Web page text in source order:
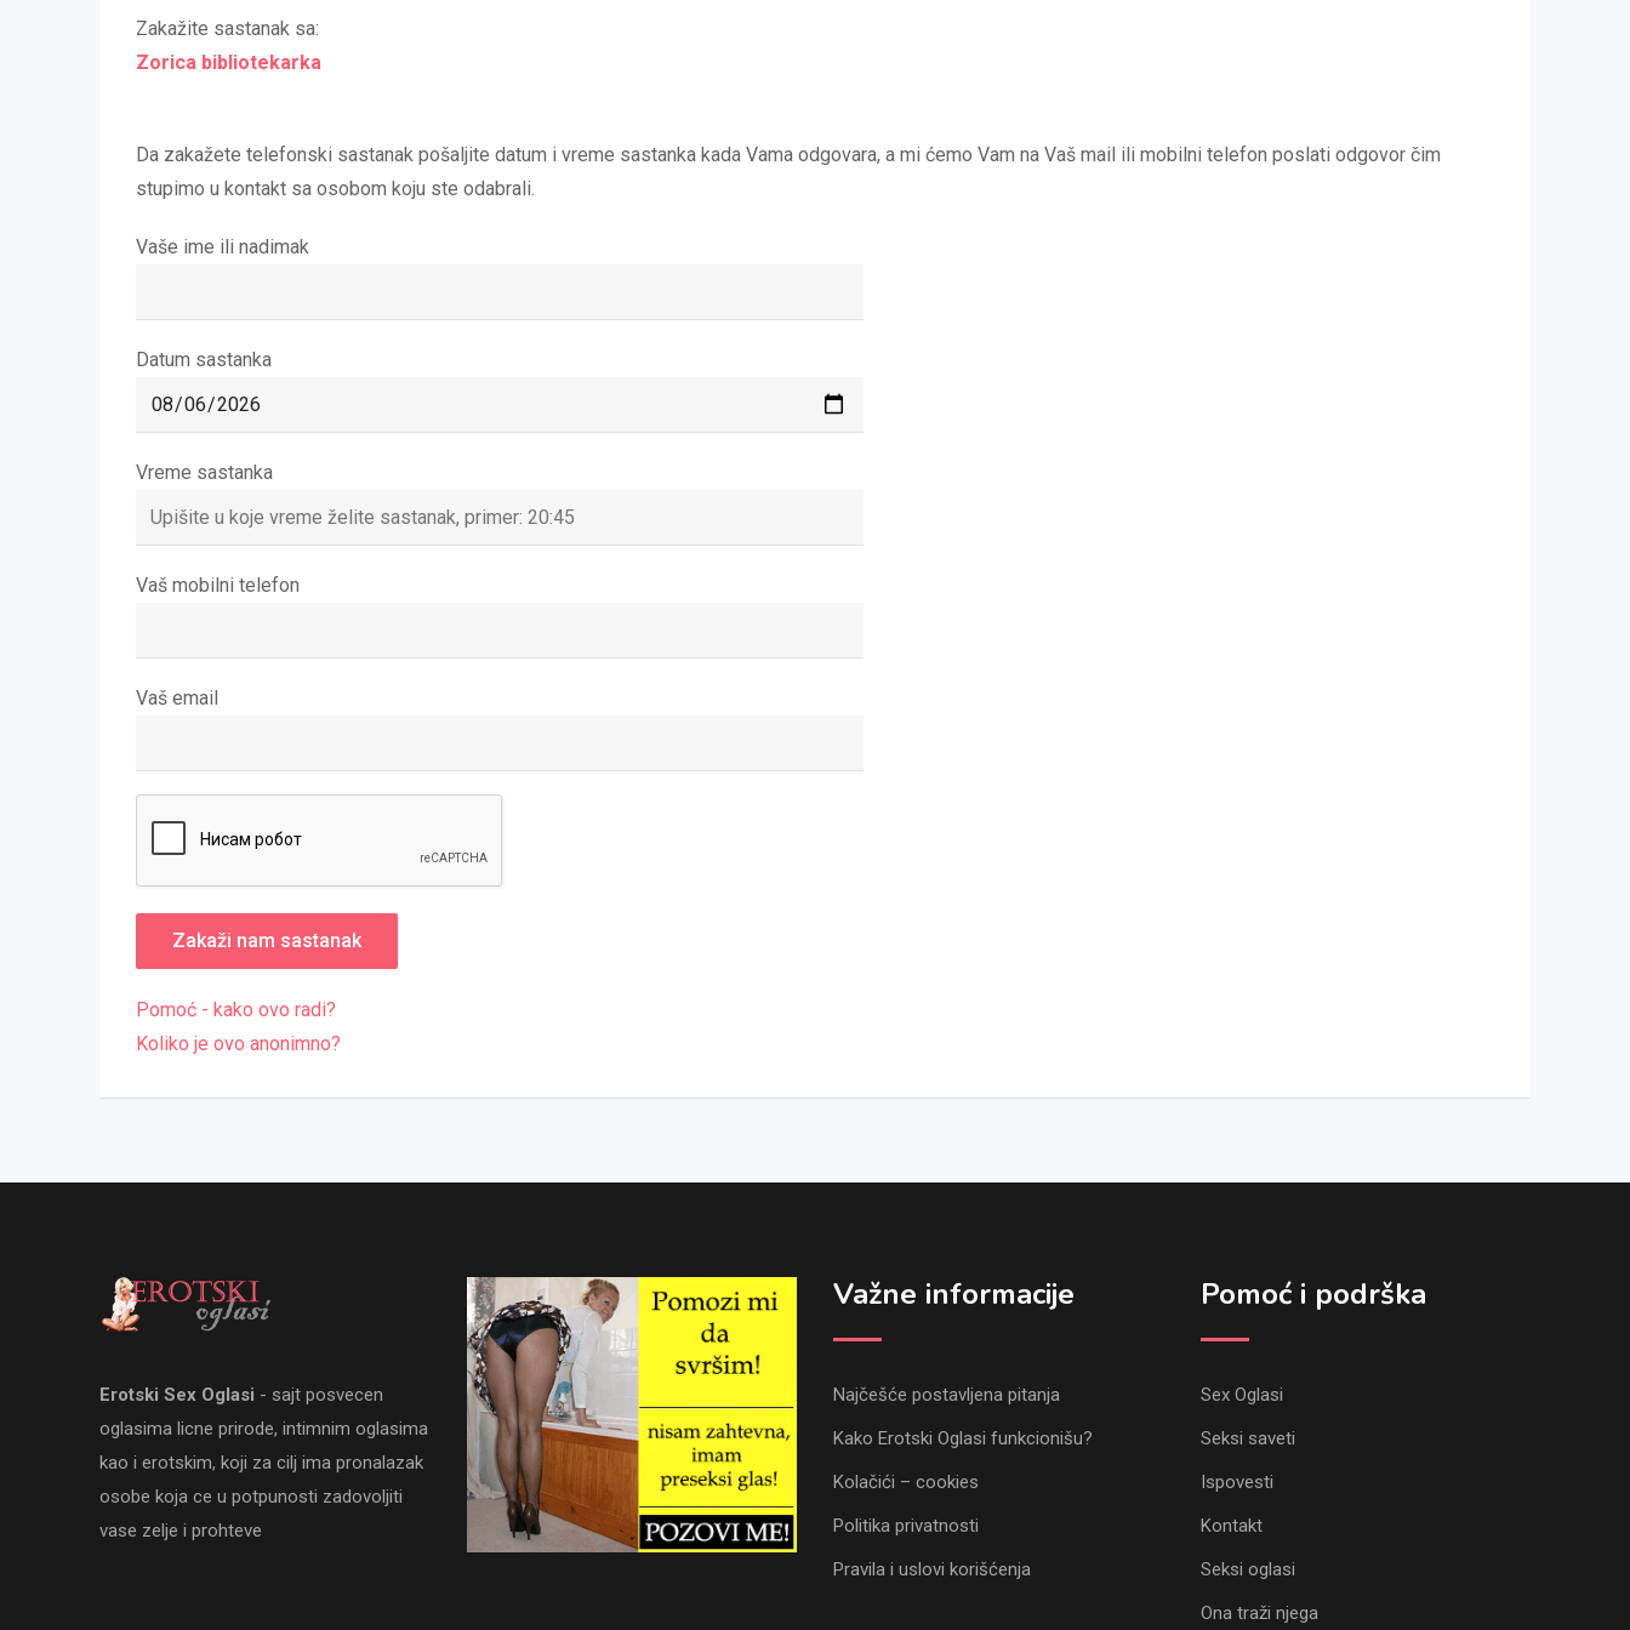
Zakažite sastanak sa:
Zorica bibliotekarka
Da zakažete telefonski sastanak pošaljite datum i vreme sastanka kada Vama odgovara, a mi ćemo Vam na Vaš mail ili mobilni telefon poslati odgovor čim
stupimo u kontakt sa osobom koju ste odabrali.
Vaše ime ili nadimak
Datum sastanka
Vreme sastanka
Vaš mobilni telefon
Vaš email
Pomoć - kako ovo radi?
Koliko je ovo anonimno?
Erotski Sex Oglasi - sajt posvecen
oglasima licne prirode, intimnim oglasima
kao i erotskim, koji za cilj ima pronalazak
osobe koja ce u potpunosti zadovoljiti
vase zelje i prohteve
Važne informacije
Najčešće postavljena pitanja
Kako Erotski Oglasi funkcionišu?
Kolačići – cookies
Politika privatnosti
Pravila i uslovi korišćenja
Pomoć i podrška
Sex Oglasi
Seksi saveti
Ispovesti
Kontakt
Seksi oglasi
Ona traži njega